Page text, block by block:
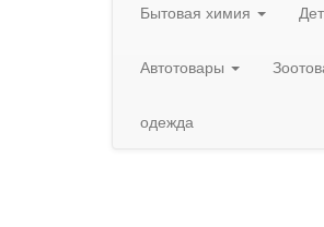
Бытовая химия
Автотовары
одежда